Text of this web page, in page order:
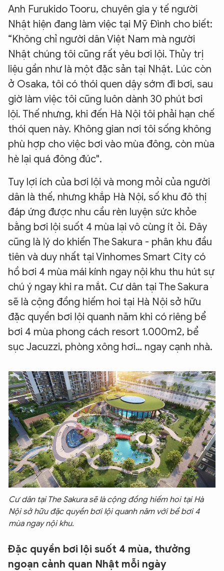
Anh Furukido Tooru, chuyên gia y tế người
Nhật hiện đang làm việc tại Mỹ Đình cho biết:
“Không chỉ người dân Việt Nam mà người
Nhật chúng tôi cũng rất yêu bơi lội. Thủy trị
liệu gần như là một đặc sản tại Nhật. Lúc còn
ở Osaka, tôi có thói quen dậy sớm đi bơi, sau
giờ làm việc tôi cũng luôn dành 30 phút bơi
lội. Thế nhưng, khi đến Hà Nội tôi phải hạn chế
thói quen này. Không gian nơi tôi sống không
phù hợp cho việc bơi vào mùa đông, còn mùa
hè lại quá đông đúc".
Tuy lợi ích của bơi lội và mong mỏi của người
dân là thế, nhưng khắp Hà Nội, số khu đô thị
đáp ứng được nhu cầu rèn luyện sức khỏe
bằng bơi lội suốt 4 mùa lại vô cùng ít ỏi. Đây
cũng là lý do khiến The Sakura - phân khu đầu
tiên và duy nhất tại Vinhomes Smart City có
hồ bơi 4 mùa mái kính ngay nội khu thu hút sự
chú ý ngay khi ra mắt. Cư dân tại The Sakura
sẽ là cộng đồng hiếm hoi tại Hà Nội sở hữu
đặc quyền bơi lội quanh năm khi có riêng bể
bơi 4 mùa phong cách resort 1.000m2, bể
sục Jacuzzi, phòng xông hơi… ngay cạnh nhà.
Cư dân tại The Sakura sẽ là cộng đồng hiếm hoi tại Hà
Nội sở hữu đặc quyền bơi lội quanh năm với bể bơi 4
mùa ngay nội khu.
Đặc quyền bơi lội suốt 4 mùa, thưởng
ngoạn cảnh quan Nhật mỗi ngày